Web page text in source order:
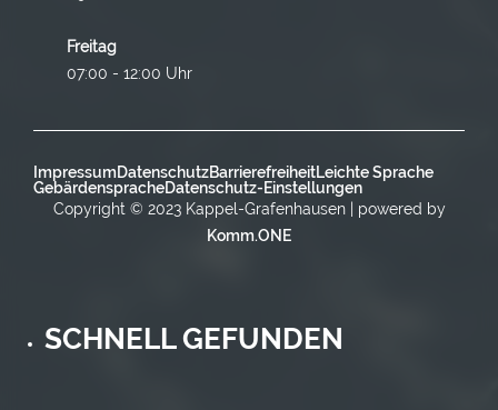
Freitag
07:00 - 12:00 Uhr
ImpressumDatenschutzBarrierefreiheitLeichte Sprache
GebärdenspracheDatenschutz-Einstellungen
Copyright © 2023 Kappel-Grafenhausen | powered by
Komm.ONE
SCHNELL GEFUNDEN